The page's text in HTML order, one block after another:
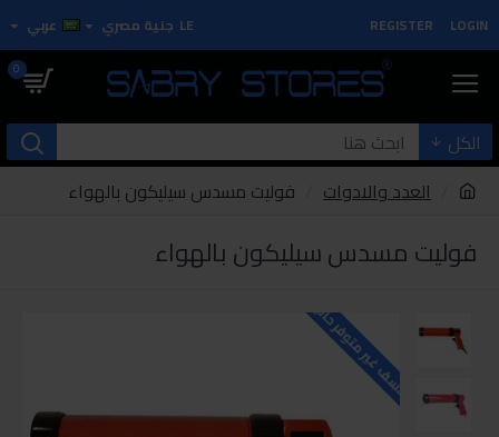
LOGIN
REGISTER
LE جنية مصري عربي
0
الكل
العدد والادوات
فوليت مسدس سيليكون بالهواء
فوليت مسدس سيليكون بالهواء
للاسف غير متوفر حاليا